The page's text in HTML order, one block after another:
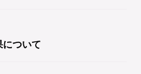
ついて